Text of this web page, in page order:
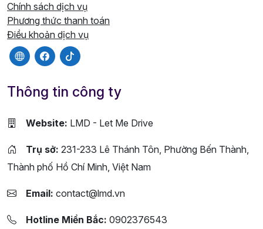
Chính sách dịch vụ
Phương thức thanh toán
Điều khoản dịch vụ
Thông tin công ty
Website: LMD - Let Me Drive
Trụ sở: 231-233 Lê Thánh Tôn, Phường Bến Thành,
Thành phố Hồ Chí Minh, Việt Nam
Email: contact@lmd.vn
Hotline Miền Bắc: 0902376543